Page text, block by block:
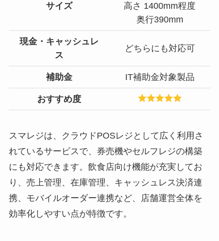
サイズ
高さ 1400mm程度
奥行390mm
現金・キャッシュレ
ス
どちらにも対応可
補助金 IT補助金対象製品
おすすめ度
スマレジは、クラウドPOSレジとして広く利用さ
れているサービスで、券売機やセルフレジの構築
にも対応できます。飲食店向け機能が充実してお
り、売上管理、在庫管理、キャッシュレス決済連
携、モバイルオーダー連携など、店舗運営全体を
効率化しやすい点が特徴です。